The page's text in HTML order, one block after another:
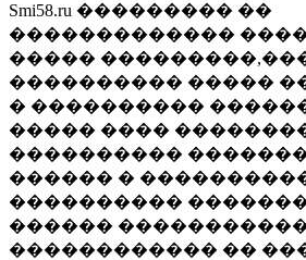
Smi58.ru ��������� ��
�������������
�����
���������� �����
� ����������
����� ����
����������
������ �
����������
������
������������ ��